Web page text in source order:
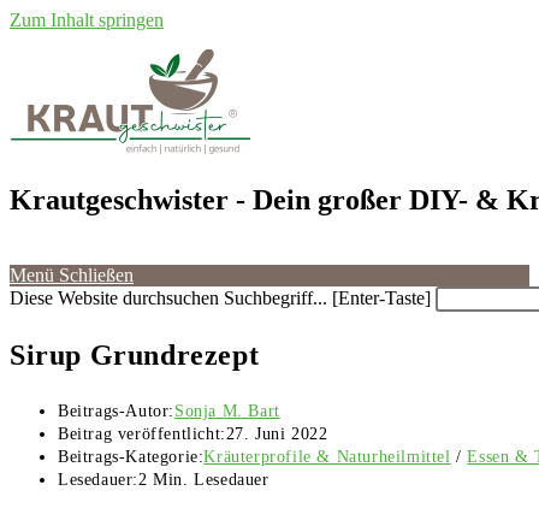
Zum Inhalt springen
Krautgeschwister - Dein großer DIY- &
Menü Schließen
Diese Website durchsuchen Suchbegriff... [Enter-Taste]
Sirup Grundrezept
Beitrags-Autor: Sonja M. Bart
Beitrag veröffentlicht: 27. Juni 2022
Beitrags-Kategorie:Kräuterprofile & Naturheilmittel / Essen &
Lesedauer: 2 Min. Lesedauer